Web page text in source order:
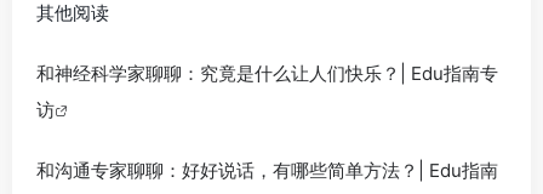
其他阅读
和神经科学家聊聊：究竟是什么让人们快乐？| Edu指南专
访
和沟通专家聊聊：好好说话，有哪些简单方法？| Edu指南